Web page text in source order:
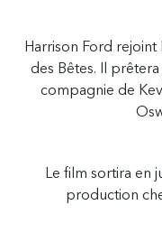
Harrison Ford rejoint
des Bêtes. Il
compagnie de
Le film sortira en
production